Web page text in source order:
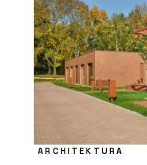
ARCHITEKTURA